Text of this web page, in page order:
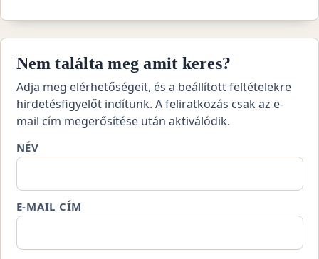
Nem találta meg amit keres?
Adja meg elérhetőségeit, és a beállított feltételekre
hirdetésfigyelőt indítunk. A feliratkozás csak az e-
mail cím megerősítése után aktiválódik.
NÉV
E-MAIL CÍM